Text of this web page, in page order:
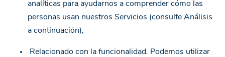
analíticas para ayudarnos a comprender cómo las
personas usan nuestros Servicios (consulte Análisis
a continuación);
Relacionado con la funcionalidad. Podemos utilizar